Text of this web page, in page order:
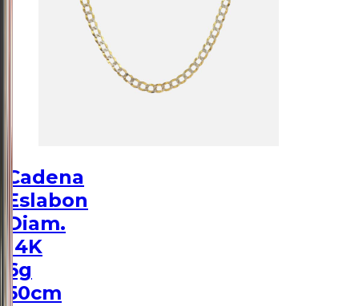
Cadena
Eslabon
Diam.
14K
6g
50cm